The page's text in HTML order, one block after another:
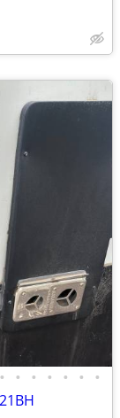
• • • • • • •